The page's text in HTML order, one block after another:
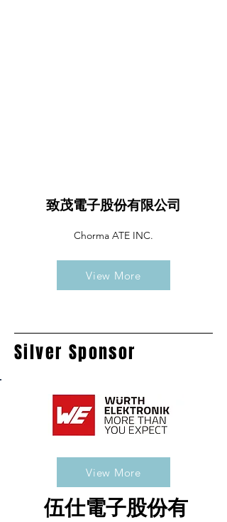
致茂電子股份有限公司
Chorma ATE INC.
View More
Silver Sponsor
View More
伍仕電子股份有